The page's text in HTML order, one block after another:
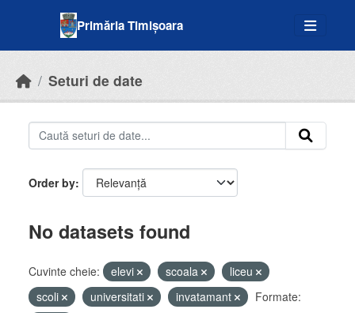
Primăria Timișoara
Seturi de date
Order by
No datasets found
Cuvinte cheie: elevi scoala
liceu
scoli
universitati invatamant
Formate: